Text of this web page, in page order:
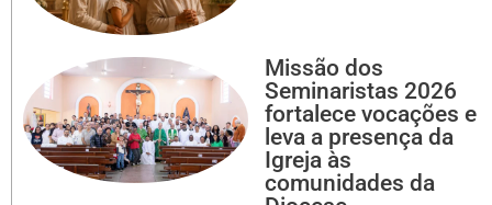
Missão dos
Seminaristas 2026
fortalece vocações e
leva a presença da
Igreja às
comunidades da